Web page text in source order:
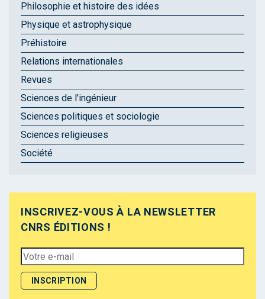
Philosophie et histoire des idées
Physique et astrophysique
Préhistoire
Relations internationales
Revues
Sciences de l'ingénieur
Sciences politiques et sociologie
Sciences religieuses
Société
INSCRIVEZ-VOUS À LA NEWSLETTER
CNRS ÉDITIONS !